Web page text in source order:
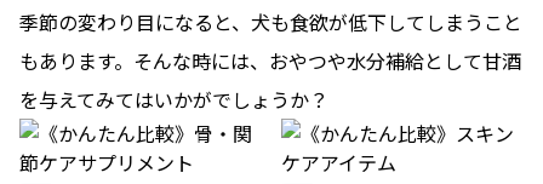
季節の変わり目になると、犬も食欲が低下してしまうこと
もあります。そんな時には、おやつや水分補給として甘酒
を与えてみてはいかがでしょうか？